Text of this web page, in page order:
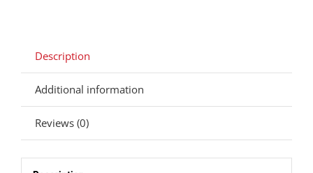
Description
Additional information
Reviews (0)